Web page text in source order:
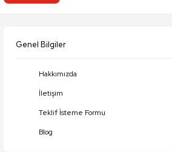
Genel Bilgiler
Hakkımızda
İletişim
Teklif İsteme Formu
Blog